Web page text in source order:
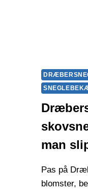
man
Pas på
blomster,